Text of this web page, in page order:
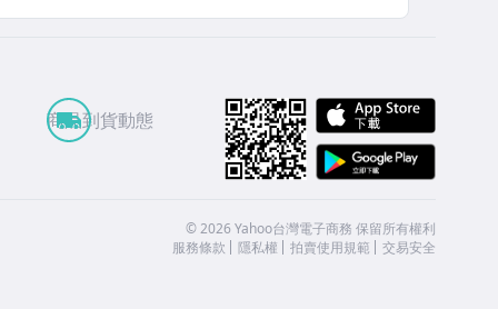
商品到貨動態
©2026 Yahoo台灣電子商務 保留所有權利
服務條款
隱私權 拍賣使用規範 交易安全